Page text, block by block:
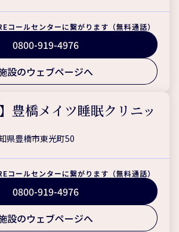
コールセンターに繋がります（無料通話）
0800-919-4976
設のウェブページへ
豊橋メイツ睡眠クリニッ
県豊橋市東光町50
コールセンターに繋がります（無料通話）
0800-919-4976
設のウェブページへ